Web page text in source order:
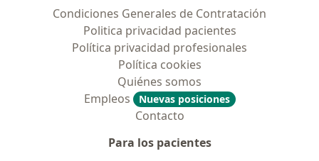
Condiciones Generales de Contratación
Politica privacidad pacientes
Política privacidad profesionales
Política cookies
Quiénes somos
Empleos
Nuevas posiciones
Contacto
Para los pacientes